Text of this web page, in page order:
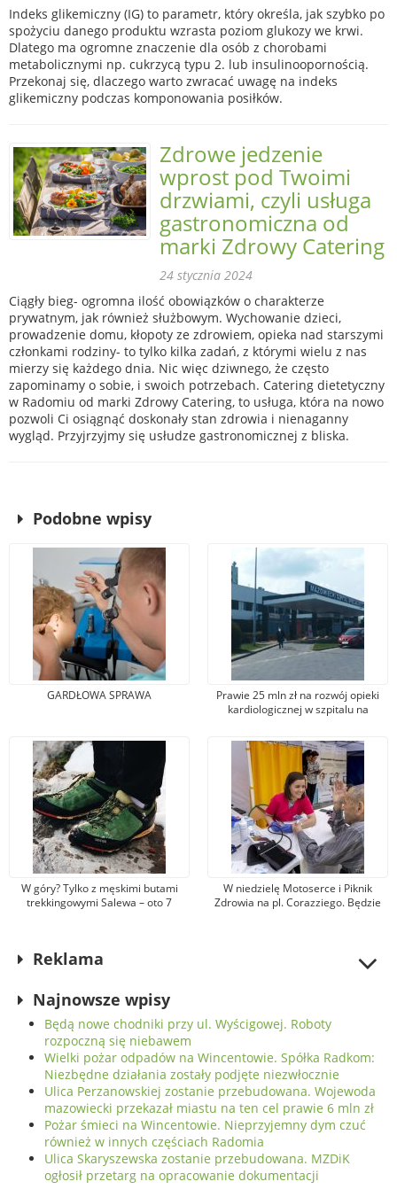
Indeks glikemiczny (IG) to parametr, który określa, jak szybko po
spożyciu danego produktu wzrasta poziom glukozy we krwi.
Dlatego ma ogromne znaczenie dla osób z chorobami
metabolicznymi np. cukrzycą typu 2. lub insulinoopornością.
Przekonaj się, dlaczego warto zwracać uwagę na indeks
glikemiczny podczas komponowania posiłków.
Zdrowe jedzenie
wprost pod Twoimi
drzwiami, czyli usługa
gastronomiczna od
marki Zdrowy Catering
24 stycznia 2024
Ciągły bieg- ogromna ilość obowiązków o charakterze
prywatnym, jak również służbowym. Wychowanie dzieci,
prowadzenie domu, kłopoty ze zdrowiem, opieka nad starszymi
członkami rodziny- to tylko kilka zadań, z którymi wielu z nas
mierzy się każdego dnia. Nic więc dziwnego, że często
zapominamy o sobie, i swoich potrzebach. Catering dietetyczny
w Radomiu od marki Zdrowy Catering, to usługa, która na nowo
pozwoli Ci osiągnąć doskonały stan zdrowia i nienaganny
wygląd. Przyjrzyjmy się usłudze gastronomicznej z bliska.
Podobne wpisy
GARDŁOWA SPRAWA
Prawie 25 mln zł na rozwój opieki
kardiologicznej w szpitalu na
i przebuduje pomieszczenia
W góry? Tylko z męskimi butami
trekkingowymi Salewa – oto 7
W niedzielę Motoserce i Piknik
Zdrowia na pl. Corazziego. Będzie
Reklama
Najnowsze wpisy
Będą nowe chodniki przy ul. Wyścigowej. Roboty
rozpoczną się niebawem
Wielki pożar odpadów na Wincentowie. Spółka Radkom:
Niezbędne działania zostały podjęte niezwłocznie
Ulica Perzanowskiej zostanie przebudowana. Wojewoda
mazowiecki przekazał miastu na ten cel prawie 6 mln zł
Pożar śmieci na Wincentowie. Nieprzyjemny dym czuć
również w innych częściach Radomia
Ulica Skaryszewska zostanie przebudowana. MZDiK
ogłosił przetarg na opracowanie dokumentacji